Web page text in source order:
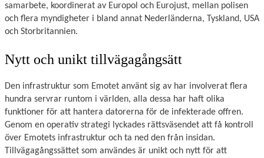
samarbete, koordinerat av Europol och Eurojust, mellan polisen
och flera myndigheter i bland annat Nederländerna, Tyskland, USA
och Storbritannien.
Nytt och unikt tillvägagångsätt
Den infrastruktur som Emotet använt sig av har involverat flera
hundra servrar runtom i världen, alla dessa har haft olika
funktioner för att hantera datorerna för de infekterade offren.
Genom en operativ strategi lyckades rättsväsendet att få kontroll
över Emotets infrastruktur och ta ned den från insidan.
Tillvägagångssättet som användes är unikt och nytt för att